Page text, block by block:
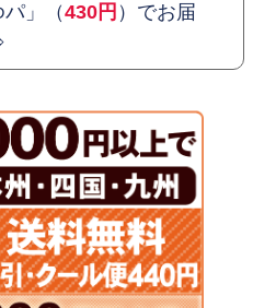
」（430円 ）でお届